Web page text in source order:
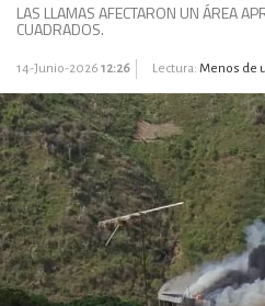
LAS LLAMAS AFECTARON UN ÁREA
CUADRADOS.
14-Junio-2026 12:26 Lectura: Menos de